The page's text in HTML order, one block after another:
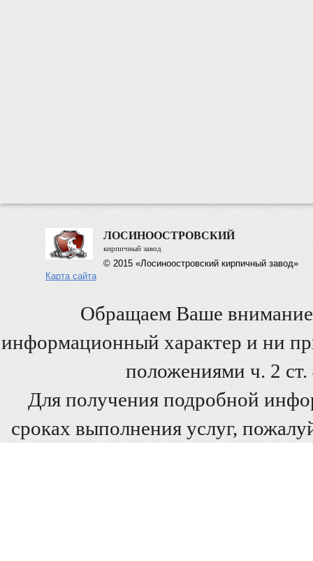
ЛОСИНООСТРОВСКИЙ
кирпичный завод
© 2015 «Лосиноостровский кирпичный завод»
Карта сайта
Обращаем Ваше внимание
информационный характер и ни
положениями ч. 2
Для получения подробной
сроках выполнения услуг,